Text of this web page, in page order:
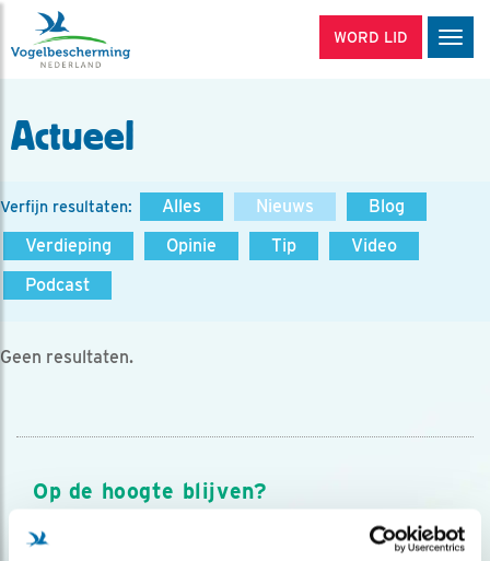
WORD LID
Actueel
Verfijn resultaten: Alles Nieuws
Blog
Verdieping
Opinie Tip
Video
Podcast
Geen resultaten.
Op de hoogte blijven?
Meld je aan en ontvang nieuws, inspiratie, acties en tips
over vogels en activiteiten van Vogelbescherming.